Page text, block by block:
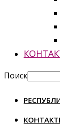
Поиск